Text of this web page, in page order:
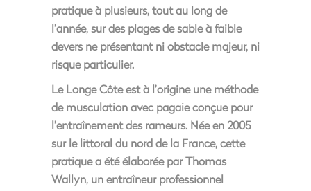
pratique à plusieurs, tout au long de
l’année, sur des plages de sable à faible
devers ne présentant ni obstacle majeur, ni
risque particulier.
Le Longe Côte est à l’origine une méthode
de musculation avec pagaie conçue pour
l’entraînement des rameurs. Née en 2005
sur le littoral du nord de la France, cette
pratique a été élaborée par Thomas
Wallyn, un entraîneur professionnel